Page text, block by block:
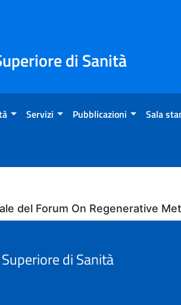
di Sanità
Servizi Pubblicazioni Sala
del Forum On Regenerative
di Sanità